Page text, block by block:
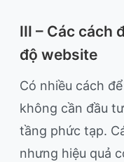
III – Các cách
độ website
Có nhiều cách để
không cần đầu
tầng phức tạp.
nhưng hiệu quả